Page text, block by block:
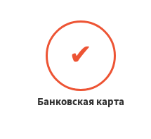
✔
Банковская карта